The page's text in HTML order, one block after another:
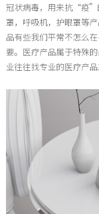
冠状病毒，用来抗“疫”
罩，呼吸机，护眼罩等
品有些我们平常不怎么
要。医疗产品属于特殊
业往往找专业的医疗产